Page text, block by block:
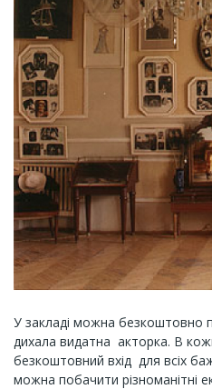
У закладі можна безкоштовно
дихала видатна акторка. В
безкоштовний вхід для всіх
можна побачити різноманітні